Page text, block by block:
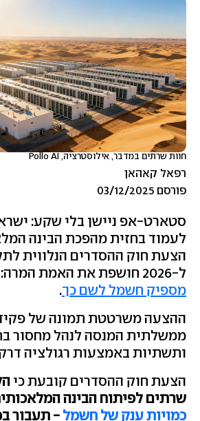
חוות שרתים במדבר, אילוסטרציה, Pollo AI
רפאל קאהאן
פורסם 03/12/2025
סטארט-אפ ניישן בלי שקע:
לעמוד בחזית מהפכת הבינה
הצעת חוק ההסדרים הנלווית
ל-2026 חושפת את האמת המרה:
מספיק חשמל לשם כך.
ההצעה משרטטת תמונה של
ממשלתית המנסה לנהל מחסור
ותשתיות באמצעות רגולציה
הצעת חוק ההסדרים קובעת כי
שרתים לפיתוח הבינה
כמויות ענק של חשמל- תעבור